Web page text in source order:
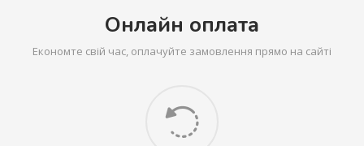
Онлайн оплата
Економте свій час, оплачуйте замовлення прямо на сайті